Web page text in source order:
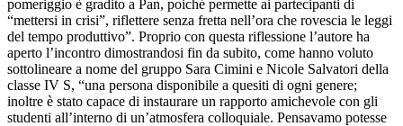
pomeriggio è gradito a Pan, poiché permette ai partecipanti di
“mettersi in crisi”, riflettere senza fretta nell’ora che rovescia le leggi
del tempo produttivo”. Proprio con questa riflessione l’autore ha
aperto l’incontro dimostrandosi fin da subito, come hanno voluto
sottolineare a nome del gruppo Sara Cimini e Nicole Salvatori della
classe IV S, “una persona disponibile a quesiti di ogni genere;
inoltre è stato capace di instaurare un rapporto amichevole con gli
studenti all’interno di un’atmosfera colloquiale. Pensavamo potesse